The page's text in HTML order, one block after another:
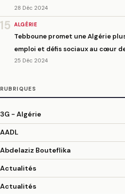
28 Déc 2024
15 ALGÉRIE
Tebboune promet une Algérie
emploi et défis sociaux au cœur
25 Déc 2024
RUBRIQUES
3G - Algérie
AADL
Abdelaziz Bouteflika
Actualités
Actualités